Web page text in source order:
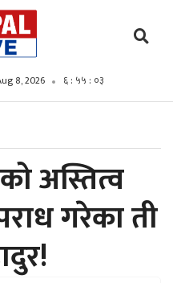
8, 2026 ६ : ५५ : ०४
अस्तित्व
गरेका ती